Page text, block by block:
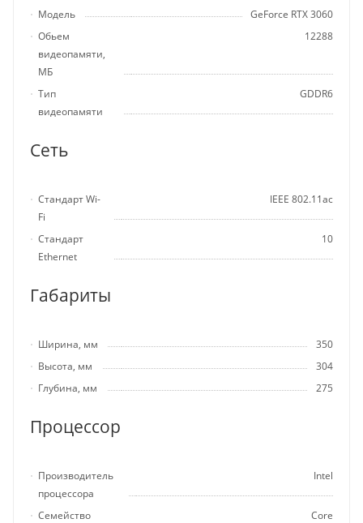
Модель
GeForce RTX 3060
Обьем
видеопамяти,
МБ
12288
Тип
видеопамяти
GDDR6
Сеть
Стандарт Wi-
Fi
IEEE 802.11ac
Стандарт
Ethernet
10
Габариты
Ширина, мм
350
Высота, мм
304
Глубина, мм
275
Процессор
Производитель
процессора
Intel
Семейство
Core